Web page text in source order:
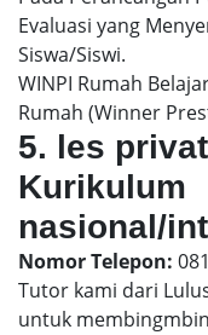
Evaluasi yang
Siswa/Siswi.
WINPI Rumah
Rumah (Winner
5. les
Kurikulum
nasional/
Nomor Telepon:
Tutor kami dari
untuk